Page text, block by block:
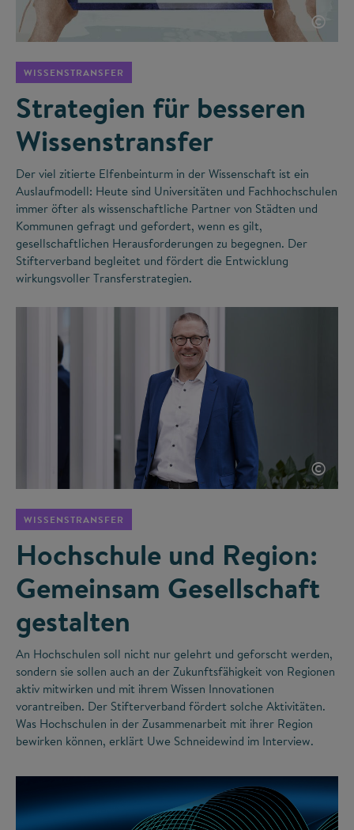
©
WISSENSTRANSFER
Strategien für besseren
Wissenstransfer
Der viel zitierte Elfenbeinturm in der Wissenschaft ist ein
Auslaufmodell: Heute sind Universitäten und Fachhochschulen
immer öfter als wissenschaftliche Partner von Städten und
Kommunen gefragt und gefordert, wenn es gilt,
gesellschaftlichen Herausforderungen zu begegnen. Der
Stifterverband begleitet und fördert die Entwicklung
wirkungsvoller Transferstrategien.
©
WISSENSTRANSFER
Hochschule und Region:
Gemeinsam Gesellschaft
gestalten
An Hochschulen soll nicht nur gelehrt und geforscht werden,
sondern sie sollen auch an der Zukunftsfähigkeit von Regionen
aktiv mitwirken und mit ihrem Wissen Innovationen
vorantreiben. Der Stifterverband fördert solche Aktivitäten.
Was Hochschulen in der Zusammenarbeit mit ihrer Region
bewirken können, erklärt Uwe Schneidewind im Interview.